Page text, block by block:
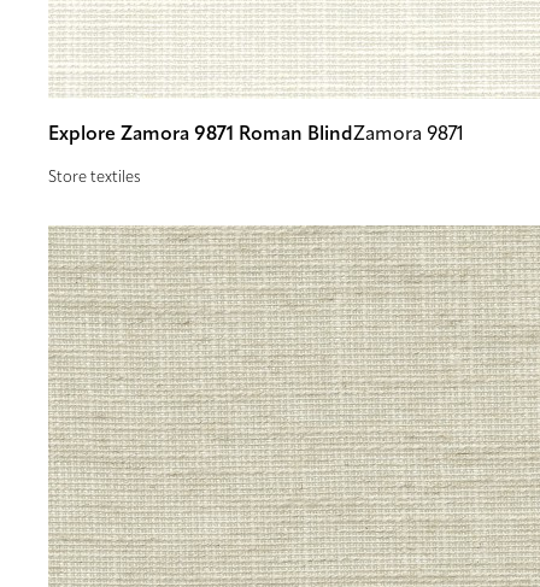
Explore Zamora 9871 Roman BlindZamora 9871
Store textiles